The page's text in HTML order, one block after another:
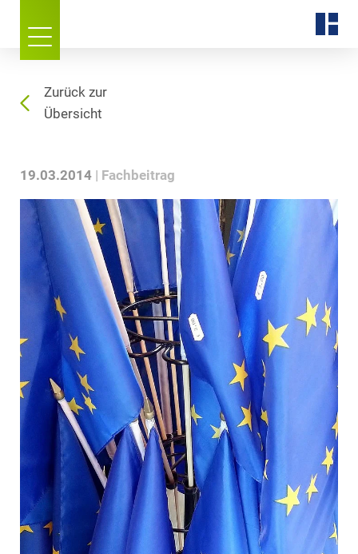
Zurück zur
Übersicht
19.03.2014 Fachbeitrag